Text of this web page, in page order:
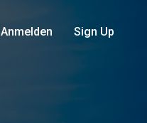
Anmelden Sign Up